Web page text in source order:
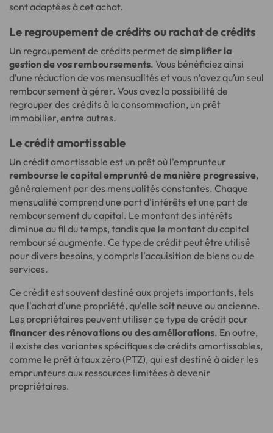
sont adaptées à cet achat.
Le regroupement de crédits ou rachat de crédits
Un regroupement de crédits permet de simplifier la
gestion de vos remboursements. Vous bénéficiez ainsi
d’une réduction de vos mensualités et vous n’avez qu’un seul
remboursement à gérer. Vous avez la possibilité de
regrouper des crédits à la consommation, un prêt
immobilier, entre autres.
Le crédit amortissable
Un crédit amortissable est un prêt où l'emprunteur
rembourse le capital emprunté de manière progressive,
généralement par des mensualités constantes. Chaque
mensualité comprend une part d'intérêts et une part de
remboursement du capital. Le montant des intérêts
diminue au fil du temps, tandis que le montant du capital
remboursé augmente. Ce type de crédit peut être utilisé
pour divers besoins, y compris l'acquisition de biens ou de
services.
Ce crédit est souvent destiné aux projets importants, tels
que l'achat d'une propriété, qu'elle soit neuve ou ancienne.
Les propriétaires peuvent utiliser ce type de crédit pour
financer des rénovations ou des améliorations. En outre,
il existe des variantes spécifiques de crédits amortissables,
comme le prêt à taux zéro (PTZ), qui est destiné à aider les
emprunteurs aux ressources limitées à devenir
propriétaires.